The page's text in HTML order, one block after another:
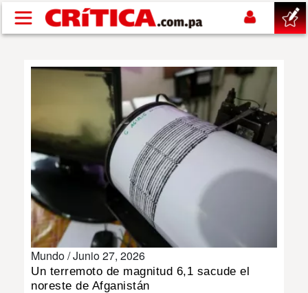
Pasar al contenido principal
NACIONAL
SHOW
DEPORTES
Mundo /Junio 27, 2026
Un terremoto de magnitud 6,1 sacude el
noreste de Afganistán